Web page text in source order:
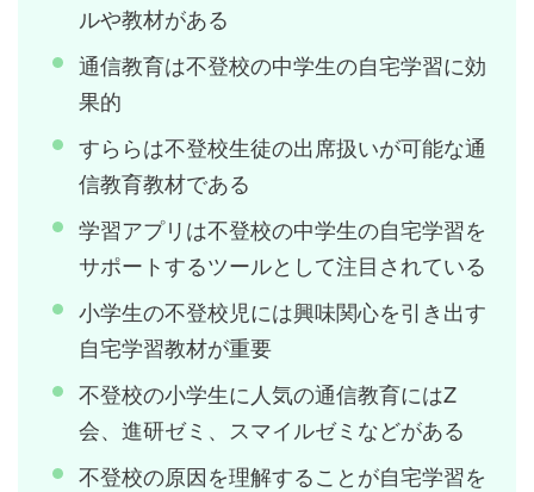
ルや教材がある
通信教育は不登校の中学生の自宅学習に効
果的
すららは不登校生徒の出席扱いが可能な通
信教育教材である
学習アプリは不登校の中学生の自宅学習を
サポートするツールとして注目されている
小学生の不登校児には興味関心を引き出す
自宅学習教材が重要
不登校の小学生に人気の通信教育にはZ
会、進研ゼミ、スマイルゼミなどがある
不登校の原因を理解することが自宅学習を